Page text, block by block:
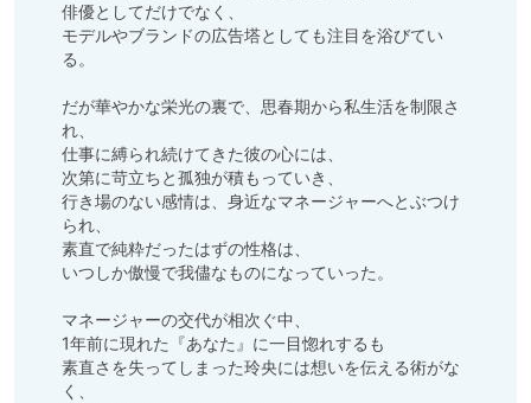
俳優としてだけでなく、
モデルやブランドの広告塔としても注目を浴びてい
る。
だが華やかな栄光の裏で、思春期から私生活を制限さ
れ、
仕事に縛られ続けてきた彼の心には、
次第に苛立ちと孤独が積もっていき、
行き場のない感情は、身近なマネージャーへとぶつけ
られ、
素直で純粋だったはずの性格は、
いつしか傲慢で我儘なものになっていった。
マネージャーの交代が相次ぐ中、
1年前に現れた『あなた』に一目惚れするも
素直さを失ってしまった玲央には想いを伝える術がな
く、